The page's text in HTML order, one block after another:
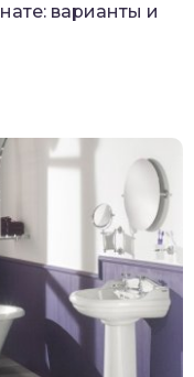
варианты и